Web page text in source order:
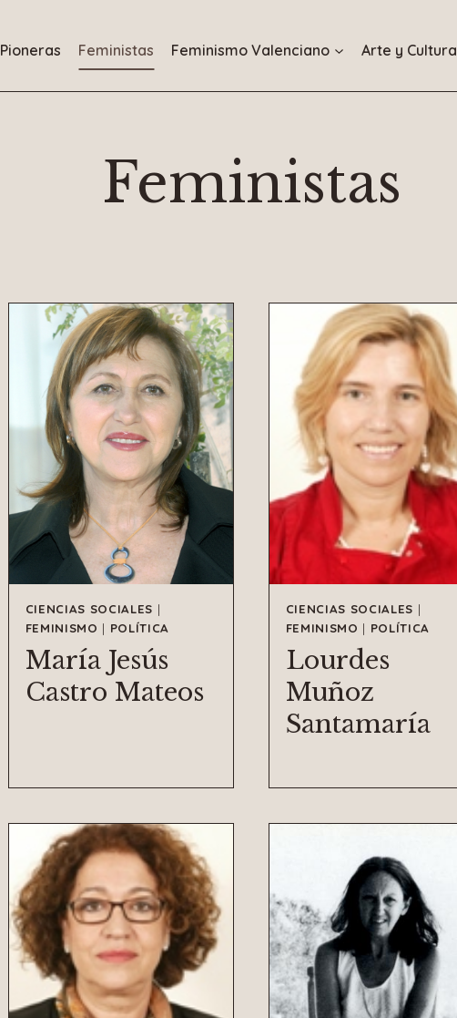
Pioneras Feministas Feminismo Valenciano Arte y Cultura
Feministas
CIENCIAS SOCIALES |
FEMINISMO | POLÍTICA
María Jesús
Castro Mateos
CIENCIAS SOCIALES |
FEMINISMO | POLÍTICA
Lourdes
Muñoz
Santamaría